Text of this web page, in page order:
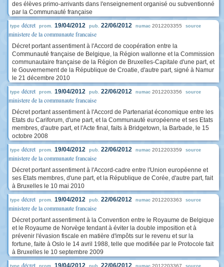
des élèves primo-arrivants dans l'enseignement organisé ou subventionné
par la Communauté française
type décret prom. 19/04/2012 pub. 22/06/2012 numac 2012203355 source
ministere de la communaute francaise
Décret portant assentiment à l'Accord de coopération entre la
Communauté française de Belgique, la Région wallonne et la Commission
communautaire française de la Région de Bruxelles-Capitale d'une part, et
le Gouvernement de la République de Croatie, d'autre part, signé à Namur
le 21 décembre 2010
type décret prom. 19/04/2012 pub. 22/06/2012 numac 2012203356 source
ministere de la communaute francaise
Décret portant assentiment à l'Accord de Partenariat économique entre les
Etats du Cariforum, d'une part, et la Communauté européenne et ses Etats
membres, d'autre part, et l'Acte final, faits à Bridgetown, la Barbade, le 15
octobre 2008
type décret prom. 19/04/2012 pub. 22/06/2012 numac 2012203359 source
ministere de la communaute francaise
Décret portant assentiment à l'Accord-cadre entre l'Union européenne et
ses Etats membres, d'une part, et la République de Corée, d'autre part, fait
à Bruxelles le 10 mai 2010
type décret prom. 19/04/2012 pub. 22/06/2012 numac 2012203363 source
ministere de la communaute francaise
Décret portant assentiment à la Convention entre le Royaume de Belgique
et le Royaume de Norvège tendant à éviter la double imposition et à
prévenir l'évasion fiscale en matière d'impôts sur le revenu et sur la
fortune, faite à Oslo le 14 avril 1988, telle que modifiée par le Protocole fait
à Bruxelles le 10 septembre 2009
type décret prom. 19/04/2012 pub. 22/06/2012 numac 2012203367 source